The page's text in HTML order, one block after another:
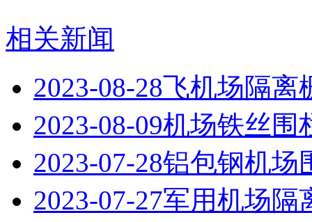
相关新闻
2023-08-28飞机场隔离
2023-08-09机场铁丝围
2023-07-28铝包钢机场
2023-07-27军用机场隔